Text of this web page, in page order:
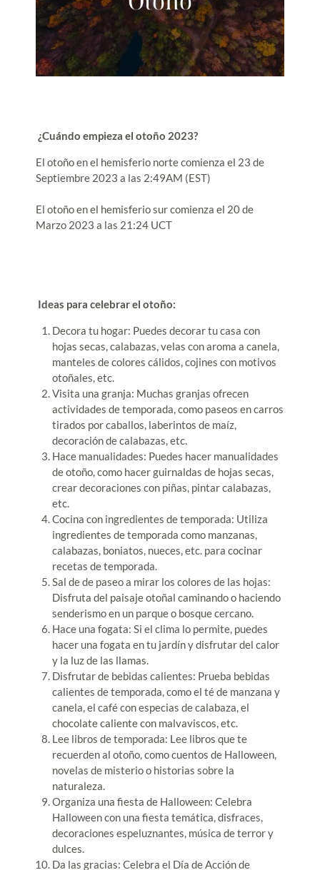
¿Cuándo empieza el otoño 2023?
El otoño en el hemisferio norte comienza el 23 de
Septiembre 2023 a las 2:49AM (EST)
El otoño en el hemisferio sur comienza el 20 de
Marzo 2023 a las 21:24 UCT
Ideas para celebrar el otoño:
Decora tu hogar: Puedes decorar tu casa con
hojas secas, calabazas, velas con aroma a canela,
manteles de colores cálidos, cojines con motivos
otoñales, etc.
Visita una granja: Muchas granjas ofrecen
actividades de temporada, como paseos en carros
tirados por caballos, laberintos de maíz,
decoración de calabazas, etc.
Hace manualidades: Puedes hacer manualidades
de otoño, como hacer guirnaldas de hojas secas,
crear decoraciones con piñas, pintar calabazas,
etc.
Cocina con ingredientes de temporada: Utiliza
ingredientes de temporada como manzanas,
calabazas, boniatos, nueces, etc. para cocinar
recetas de temporada.
Sal de de paseo a mirar los colores de las hojas:
Disfruta del paisaje otoñal caminando o haciendo
senderismo en un parque o bosque cercano.
Hace una fogata: Si el clima lo permite, puedes
hacer una fogata en tu jardín y disfrutar del calor
y la luz de las llamas.
Disfrutar de bebidas calientes: Prueba bebidas
calientes de temporada, como el té de manzana y
canela, el café con especias de calabaza, el
chocolate caliente con malvaviscos, etc.
Lee libros de temporada: Lee libros que te
recuerden al otoño, como cuentos de Halloween,
novelas de misterio o historias sobre la
naturaleza.
Organiza una fiesta de Halloween: Celebra
Halloween con una fiesta temática, disfraces,
decoraciones espeluznantes, música de terror y
dulces.
Da las gracias: Celebra el Día de Acción de